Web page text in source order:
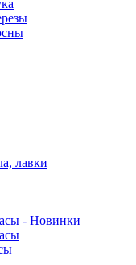
лавки
- Новинки